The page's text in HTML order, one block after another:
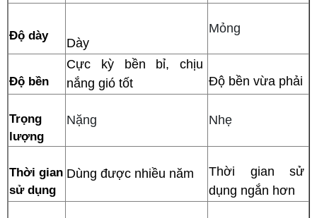
Độ dày
Dày
Mỏng
Độ bền
Cực kỳ bền bỉ, chịu
nắng gió tốt
Độ bền vừa phải
Trọng
lượng
Nặng Nhẹ
Thời gian
sử dụng
Dùng được nhiều năm
Thời gian sử
dụng ngắn hơn